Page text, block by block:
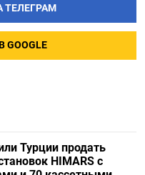
ТЕЛЕГРАМ
Турции продать
HIMARS с